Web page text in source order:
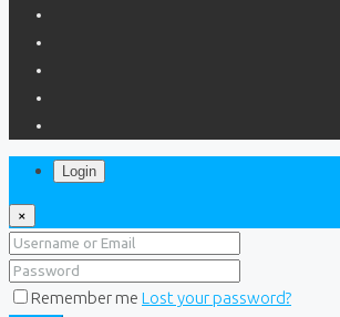
Login
×
Remember me Lost your password?